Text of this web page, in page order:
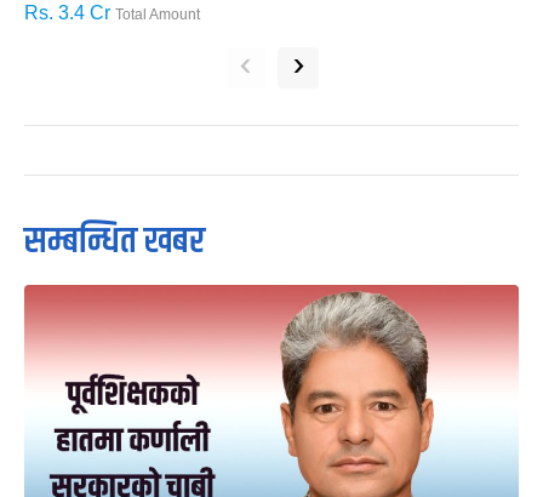
Rs. 3.4 Cr Total Amount
‹ ›
सम्बन्धित खबर